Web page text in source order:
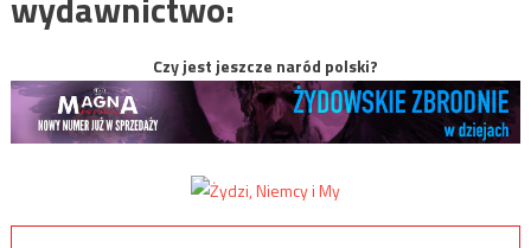
Czy jest jeszcze naród polski?